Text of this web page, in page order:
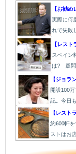
【お勧め
実際に何
れで失敗
【レスト
スペイン
は? 疑問
【ジョラ
開設100
記。今日
【レスト
約600軒
ストはお